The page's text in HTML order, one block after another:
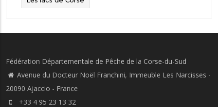
Fédération Départementale de Pêche de la Corse-du-Sud
Avenue du Docteur Noël Franchini, Immeuble Les Narcisses -
20090 Ajaccio - France
+33 4 95 23 13 32‬